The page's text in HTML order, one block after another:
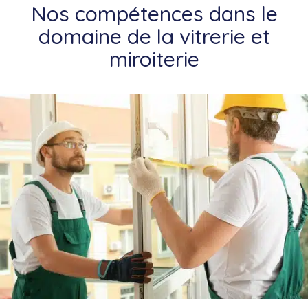
Nos compétences dans le
domaine de la vitrerie et
miroiterie